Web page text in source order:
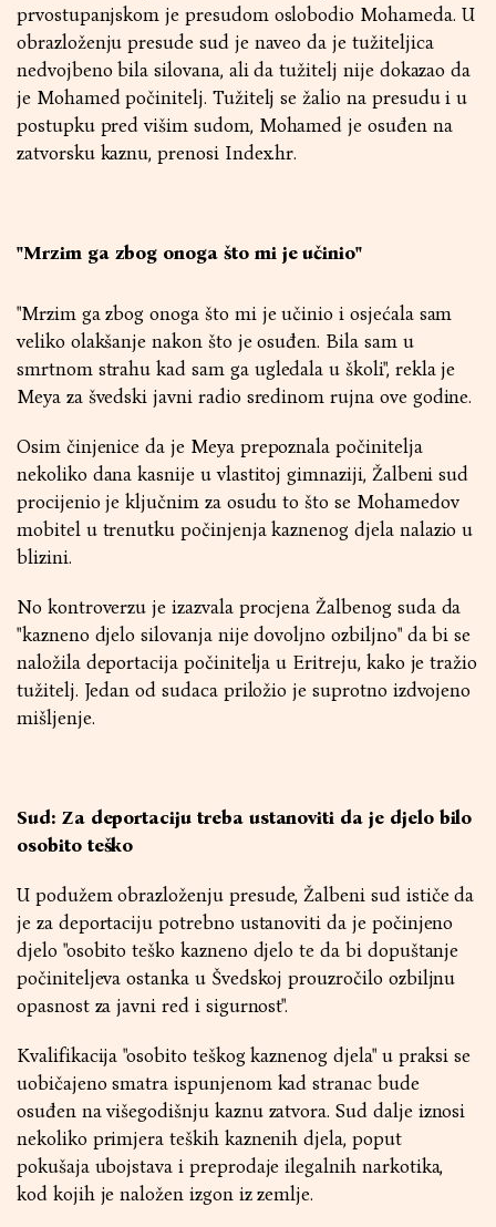
prvostupanjskom je presudom oslobodio Mohameda. U
obrazloženju presude sud je naveo da je tužiteljica
nedvojbeno bila silovana, ali da tužitelj nije dokazao da
je Mohamed počinitelj. Tužitelj se žalio na presudu i u
postupku pred višim sudom, Mohamed je osuđen na
zatvorsku kaznu, prenosi Index.hr.
"Mrzim ga zbog onoga što mi je učinio"
"Mrzim ga zbog onoga što mi je učinio i osjećala sam
veliko olakšanje nakon što je osuđen. Bila sam u
smrtnom strahu kad sam ga ugledala u školi", rekla je
Meya za švedski javni radio sredinom rujna ove godine.
Osim činjenice da je Meya prepoznala počinitelja
nekoliko dana kasnije u vlastitoj gimnaziji, Žalbeni sud
procijenio je ključnim za osudu to što se Mohamedov
mobitel u trenutku počinjenja kaznenog djela nalazio u
blizini.
No kontroverzu je izazvala procjena Žalbenog suda da
"kazneno djelo silovanja nije dovoljno ozbiljno" da bi se
naložila deportacija počinitelja u Eritreju, kako je tražio
tužitelj. Jedan od sudaca priložio je suprotno izdvojeno
mišljenje.
Sud: Za deportaciju treba ustanoviti da je djelo bilo
osobito teško
U podužem obrazloženju presude, Žalbeni sud ističe da
je za deportaciju potrebno ustanoviti da je počinjeno
djelo "osobito teško kazneno djelo te da bi dopuštanje
počiniteljeva ostanka u Švedskoj prouzročilo ozbiljnu
opasnost za javni red i sigurnost".
Kvalifikacija "osobito teškog kaznenog djela" u praksi se
uobičajeno smatra ispunjenom kad stranac bude
osuđen na višegodišnju kaznu zatvora. Sud dalje iznosi
nekoliko primjera teških kaznenih djela, poput
pokušaja ubojstava i preprodaje ilegalnih narkotika,
kod kojih je naložen izgon iz zemlje.